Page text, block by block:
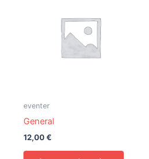
eventer
General
12,00€